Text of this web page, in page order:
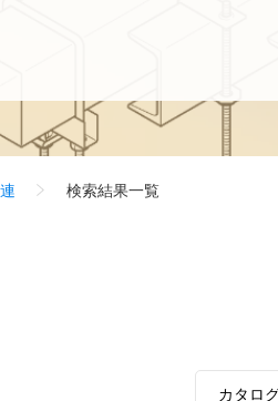
検索結果一覧